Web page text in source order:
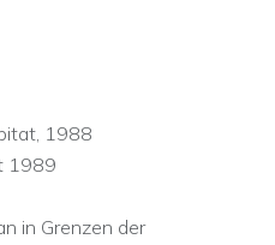
1988
1989
in Grenzen der